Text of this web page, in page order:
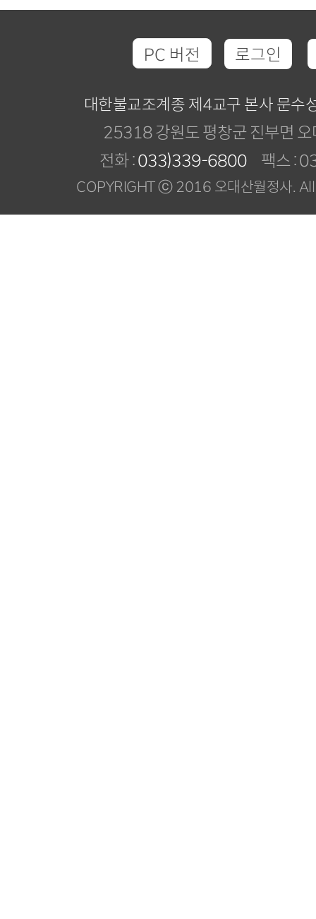
PC 버전 로그인
대한불교조계종 제4교구 본사 문수
25318 강원도 평창군 진부면
전화 :033)339-6800 팩스 :
COPYRIGHT ⓒ 2016 오대산월정사.